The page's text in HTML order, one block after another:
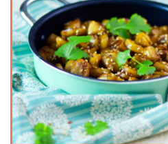
durables
douce